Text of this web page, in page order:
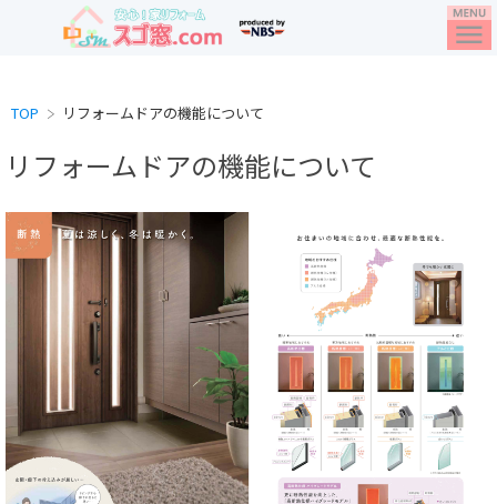
TOP リフォームドアの機能について
リフォームドアの機能について